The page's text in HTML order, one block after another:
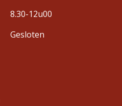
8.30-12u00
Gesloten